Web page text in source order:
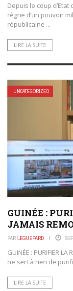
Depuis le coup
règne d’un pouvoir
républicaine ...
LIRE LA SUITE
UNCATEGORIZED
GUINÉE :
JAMAIS
PAR LEGUEPARD
GUINÉE : PURIFIER LA
ne sert à rien de
LIRE LA SUITE